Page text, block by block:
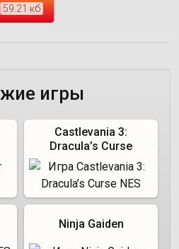
59.21 кб
игры
Castlevania 3:
Dracula’s Curse
Ninja Gaiden